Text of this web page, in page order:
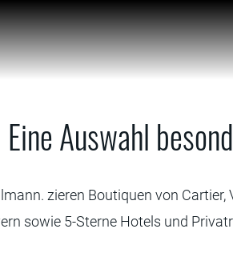
Eine Auswahl
zieren Boutiquen von
sowie 5-Sterne Hotels und